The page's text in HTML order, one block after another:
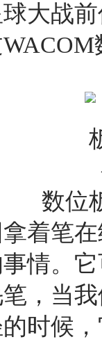
大战
数位
着笔
情。
，当
时候